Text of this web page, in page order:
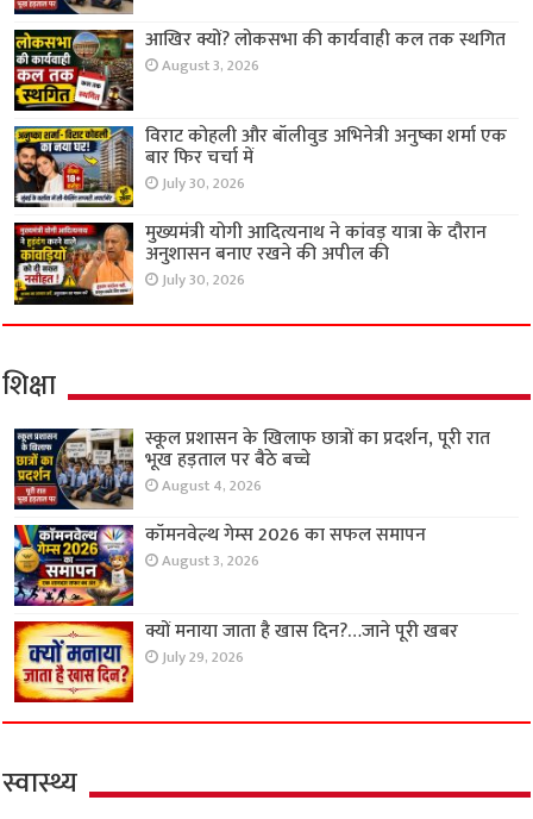
आखिर क्यों? लोकसभा की कार्यवाही कल तक स्थगित
August 3, 2026
विराट कोहली और बॉलीवुड अभिनेत्री अनुष्का शर्मा एक
बार फिर चर्चा में
July 30, 2026
मुख्यमंत्री योगी आदित्यनाथ ने कांवड़ यात्रा के दौरान
अनुशासन बनाए रखने की अपील की
July 30, 2026
शिक्षा
स्कूल प्रशासन के खिलाफ छात्रों का प्रदर्शन, पूरी रात
भूख हड़ताल पर बैठे बच्चे
August 4, 2026
कॉमनवेल्थ गेम्स 2026 का सफल समापन
August 3, 2026
क्यों मनाया जाता है खास दिन?…जाने पूरी खबर
July 29, 2026
स्वास्थ्य